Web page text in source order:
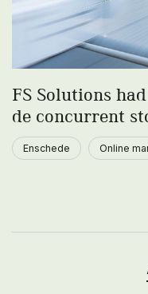
FS Solutions
de concurrent
Enschede Online